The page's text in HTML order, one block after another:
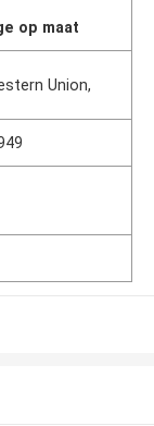
op maat
Union,